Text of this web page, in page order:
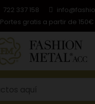
722 337 158
Portes gratis a partir de 150€